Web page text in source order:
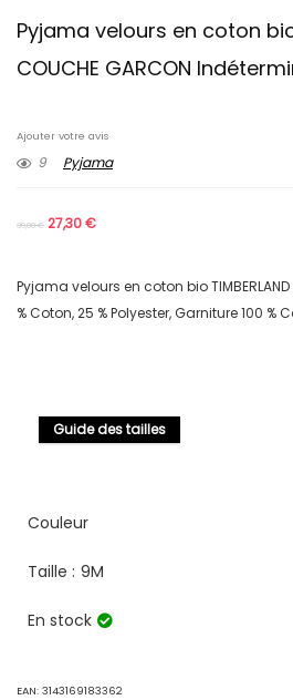
Pyjama velours en coton bio
COUCHE GARCON
Ajouter votre avis
9 Pyjama
39,00€ 27,30€
Pyjama velours en coton bio TIMBERLAND
% Coton, 25 % Polyester, Garniture 100 %
Guide des tailles
Couleur
Taille : 9M
En stock
EAN: 3143169183362